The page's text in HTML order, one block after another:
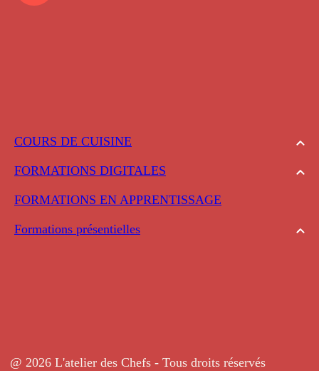
COURS DE CUISINE
FORMATIONS DIGITALES
FORMATIONS EN APPRENTISSAGE
Formations présentielles
@ 2026 L'atelier des Chefs - Tous droits réservés